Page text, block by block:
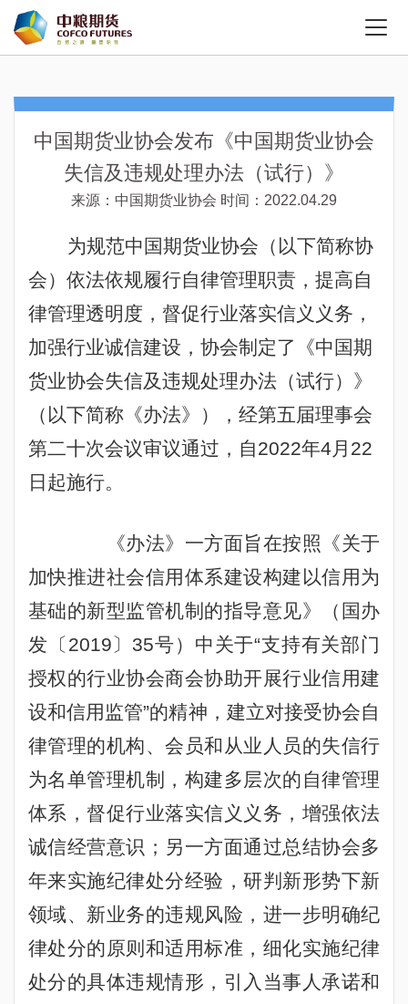
中国期货业协会发布《中国期货业协会
失信及违规处理办法（试行）》
来源：中国期货业协会 时间：2022.04.29
为规范中国期货业协会（以下简称协
会）依法依规履行自律管理职责，提高自
律管理透明度，督促行业落实信义义务，
加强行业诚信建设，协会制定了《中国期
货业协会失信及违规处理办法（试行）》
（以下简称《办法》），经第五届理事会
第二十次会议审议通过，自2022年4月 22
日起施行。
《办法》一方面旨在按照《关于
加快推进社会信用体系建设构建以信用为
基础的新型监管机制的指导意见》（国办
发〔 2019〕 35号）中关于“支持有关部门
授权的行业协会商会协助开展行业信用建
设和信用监管”的精神，建立对接受协会自
律管理的机构、会员和从业人员的失信行
为名单管理机制，构建多层次的自律管理
体系，督促行业落实信义义务，增强依法
诚信经营意识；另一方面通过总结协会多
年来实施纪律处分经验，研判新形势下新
领域、新业务的违规风险，进一步明确纪
律处分的原则和适用标准，细化实施纪律
处分的具体违规情形，引入当事人承诺和